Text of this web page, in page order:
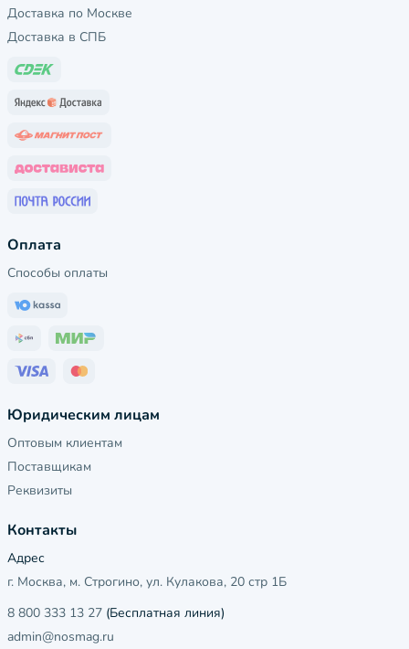
Доставка по Москве
Доставка в СПБ
Оплата
Способы оплаты
Юридическим лицам
Оптовым клиентам
Поставщикам
Реквизиты
Контакты
Адрес
г. Москва, м. Строгино, ул. Кулакова, 20 стр 1Б
8 800 333 13 27 (Бесплатная линия)
admin@nosmag.ru